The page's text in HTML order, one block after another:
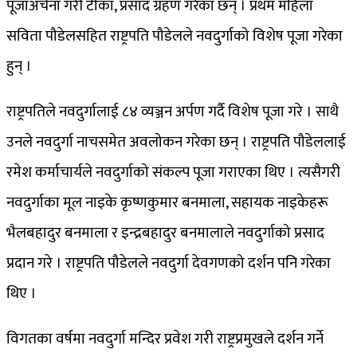
पूजाअर्चना गरी टीका, प्रसाद ग्रहण गरेका छन् । प्रथम महिला
सविता पौडेलसहित राष्ट्रपति पौडेलले नवदुर्गाको विशेष पूजा गरेका
हुन् ।
राष्ट्रपतिले नवदुर्गालाई ८४ व्यञ्जन अर्पण गर्दै विशेष पूजा गरे । साथै
उनले नवदुर्गा नाचसमेत अवलोकन गरेका छन् । राष्ट्रपति पौडेललाई
रमेश कर्माचार्यले नवदुर्गाको संकल्प पूजा गराएका थिए । त्यसैगरी
नवदुर्गाका मूल नाइके कृष्णकुमार बनमाला, सहायक नाइकेहरू
भैलबहादुर बनमाला र इन्द्रबहादुर बनमालाले नवदुर्गाको प्रसाद
प्रदान गरे । राष्ट्रपति पौडेलले नवदुर्गा देवगणको दर्शन पनि गरेका
थिए ।
विगतका वर्षमा नवदुर्गा मन्दिर प्रवेश गरी राष्ट्रप्रमुखले दर्शन गर्ने